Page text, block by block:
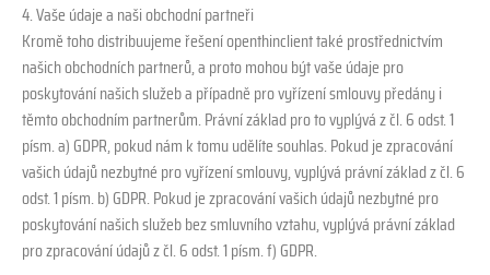
4. Vaše údaje a naši obchodní partneři
Kromě toho distribuujeme řešení openthinclient také prostřednictvím
našich obchodních partnerů, a proto mohou být vaše údaje pro
poskytování našich služeb a případně pro vyřízení smlouvy předány i
těmto obchodním partnerům. Právní základ pro to vyplývá z čl. 6 odst. 1
písm. a) GDPR, pokud nám k tomu udělíte souhlas. Pokud je zpracování
vašich údajů nezbytné pro vyřízení smlouvy, vyplývá právní základ z čl. 6
odst. 1 písm. b) GDPR. Pokud je zpracování vašich údajů nezbytné pro
poskytování našich služeb bez smluvního vztahu, vyplývá právní základ
pro zpracování údajů z čl. 6 odst. 1 písm. f) GDPR.